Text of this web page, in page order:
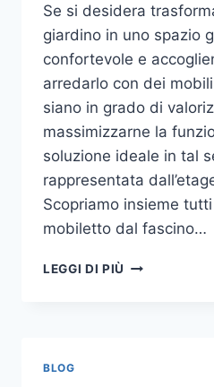
Se si desidera
giardino in uno spazio
confortevole e
arredarlo con dei
siano in grado di
massimizzarne la
soluzione ideale in tal
rappresentata
Scopriamo insieme
mobiletto dal fascino…
LEGGI DI PIÙ ETAGERE
BLOG